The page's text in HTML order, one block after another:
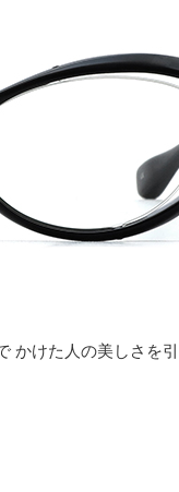
かけた人の美しさを